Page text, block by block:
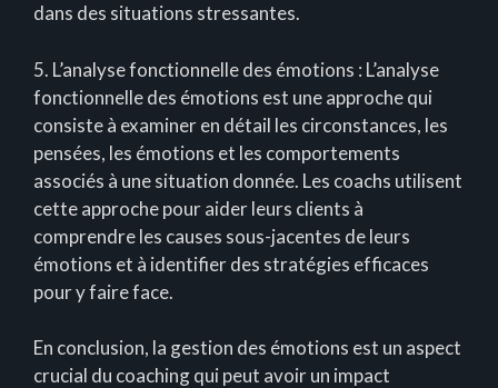
dans des situations stressantes.
5. L’analyse fonctionnelle des émotions : L’analyse
fonctionnelle des émotions est une approche qui
consiste à examiner en détail les circonstances, les
pensées, les émotions et les comportements
associés à une situation donnée. Les coachs utilisent
cette approche pour aider leurs clients à
comprendre les causes sous-jacentes de leurs
émotions et à identifier des stratégies efficaces
pour y faire face.
En conclusion, la gestion des émotions est un aspect
crucial du coaching qui peut avoir un impact